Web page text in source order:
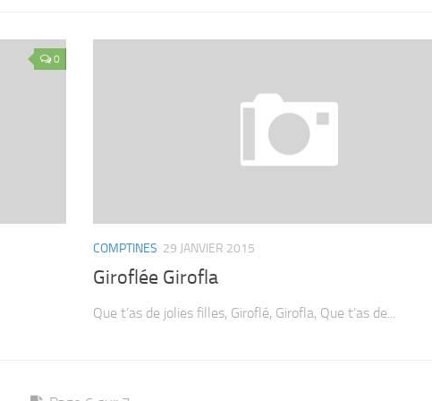
0
COMPTINES 29 JANVIER 2015
Giroflée Girofla
Que t’as de jolies filles, Giroflé, Girofla, Que t’as de...